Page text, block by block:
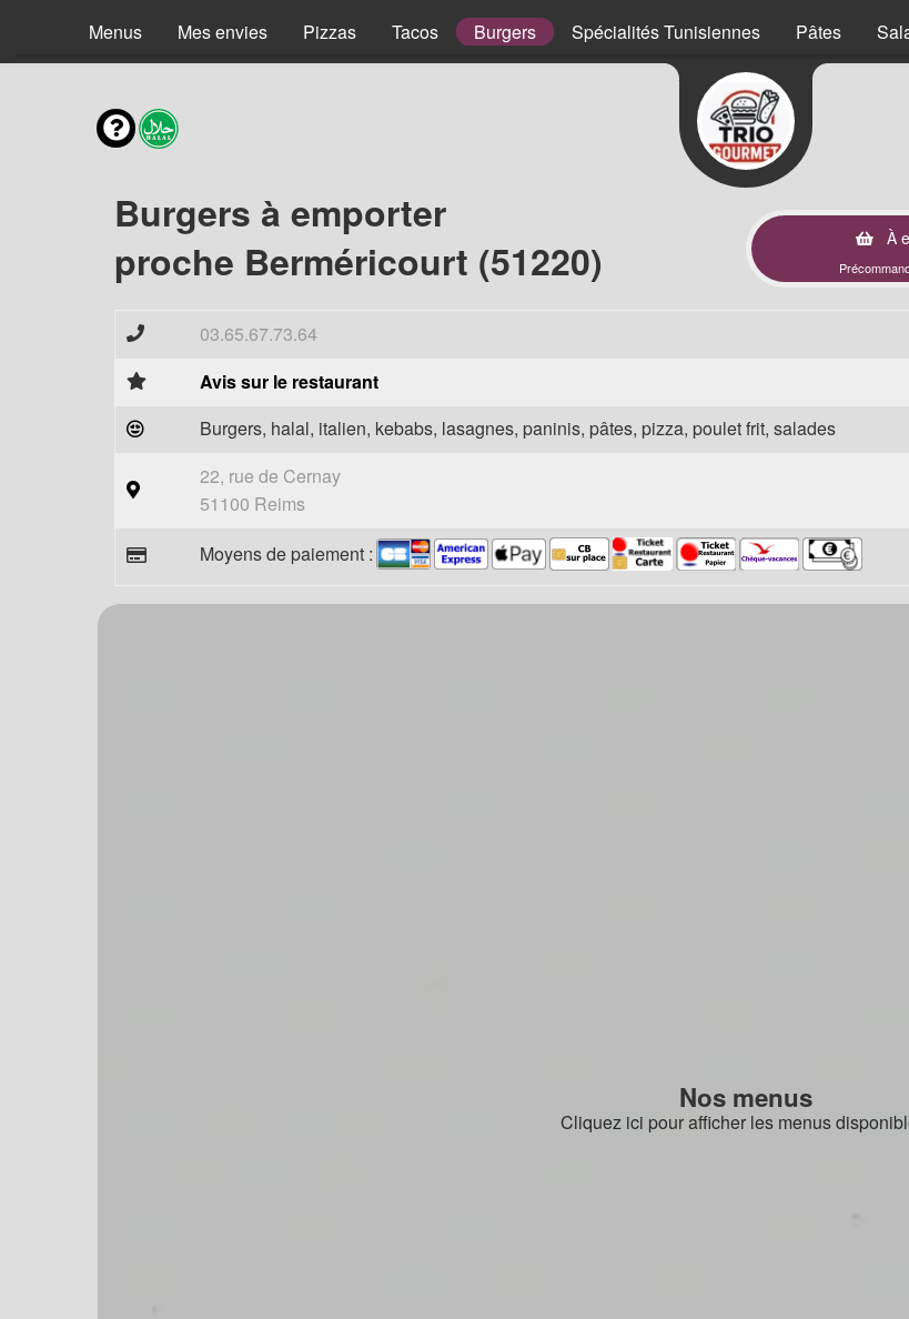
Menus Mes envies Pizzas Tacos Burgers Spécialités Tunisiennes Pâtes
Burgers à emporter
proche Berméricourt (51220)
À
03.65.67.73.64
Avis sur le restaurant
Burgers, halal, italien, kebabs, lasagnes, paninis, pâtes, pizza, poulet frit, salades
22, rue de Cernay
51100 Reims
Moyens de paiement :
Nos menus
Cliquez ici pour afficher les menus